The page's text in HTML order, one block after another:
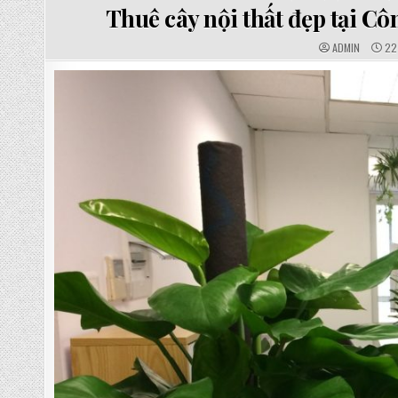
IN
Thuê cây nội thất đẹp tại
AUTHOR:
ADMIN 22